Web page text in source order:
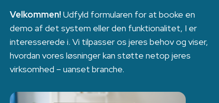
Velkommen! Udfyld formularen for at booke en
demo af det system eller den funktionalitet, I er
interesserede i. Vi tilpasser os jeres behov og viser,
hvordan vores løsninger kan støtte netop jeres
virksomhed – uanset branche.